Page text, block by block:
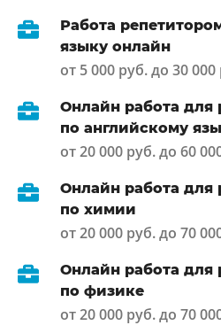
Работа
языку онлайн
от 5 000 руб. до 30 000
Онлайн работа для
по английскому
от 20 000 руб. до 60
Онлайн работа для
по химии
от 20 000 руб. до 70
Онлайн работа для
по физике
от 20 000 руб. до 70